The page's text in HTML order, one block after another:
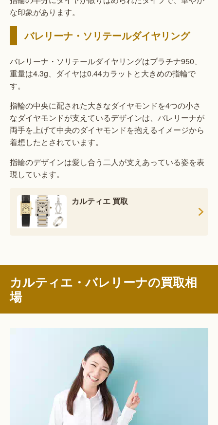
な印象があります。
バレリーナ・ソリテールダイヤリング
バレリーナ・ソリテールダイヤリングはプラチナ950、
重量は4.3g、ダイヤは0.44カラットと大きめの指輪で
す。
指輪の中央に配された大きなダイヤモンドを4つの小さ
なダイヤモンドが支えているデザインは、バレリーナが
両手を上げて中央のダイヤモンドを抱えるイメージから
着想したとされています。
指輪のデザインは愛し合う二人が支えあっている姿を表
現しています。
カルティエ 買取
カルティエ・バレリーナの買取相
場